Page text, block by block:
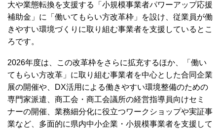
大や業態転換を支援する「小規模事業者パワーアップ応援
補助金」に「働いてもらい方改革枠」を設け、従業員が働
きやすい環境づくりに取り組む事業者を支援しているとこ
ろです。
2026年度は、この改革枠をさらに拡充するほか、「働い
てもらい方改革」に取り組む事業者を中心とした合同企業
展の開催や、DX活用による働きやすい環境整備のための
専門家派遣、商工会・商工会議所の経営指導員向けセミ
ナーの開催、業務細分化に役立つワークショップや実証事
業など、多面的に県内中小企業・小規模事業者を支援して